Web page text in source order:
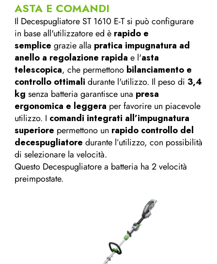
ASTA E COMANDI
Il Decespugliatore ST 1610 E-T si può configurare
in base all'utilizzatore ed è rapido e
semplice grazie alla pratica impugnatura ad
anello a regolazione rapida e l'asta
telescopica, che permettono bilanciamento e
controllo ottimali durante l'utilizzo. Il peso di 3,4
kg senza batteria garantisce una presa
ergonomica e leggera per favorire un piacevole
utilizzo. I comandi integrati all’impugnatura
superiore permettono un rapido controllo del
decespugliatore durante l’utilizzo, con possibilità
di selezionare la velocità.
Questo Decespugliatore a batteria ha 2 velocità
preimpostate.